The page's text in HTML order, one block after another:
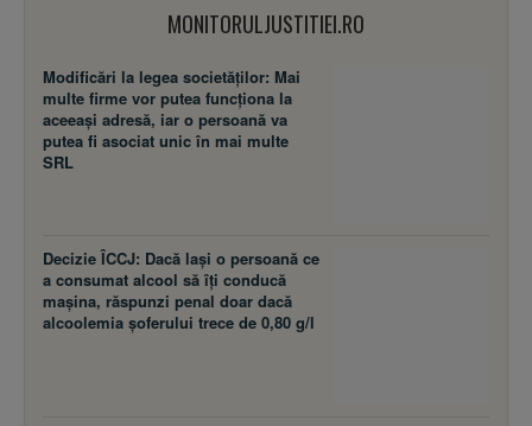
MONITORULJUSTITIEI.RO
Modificări la legea societăţilor: Mai
multe firme vor putea funcţiona la
aceeaşi adresă, iar o persoană va
putea fi asociat unic în mai multe
SRL
Decizie ÎCCJ: Dacă laşi o persoană ce
a consumat alcool să îţi conducă
maşina, răspunzi penal doar dacă
alcoolemia şoferului trece de 0,80 g/l